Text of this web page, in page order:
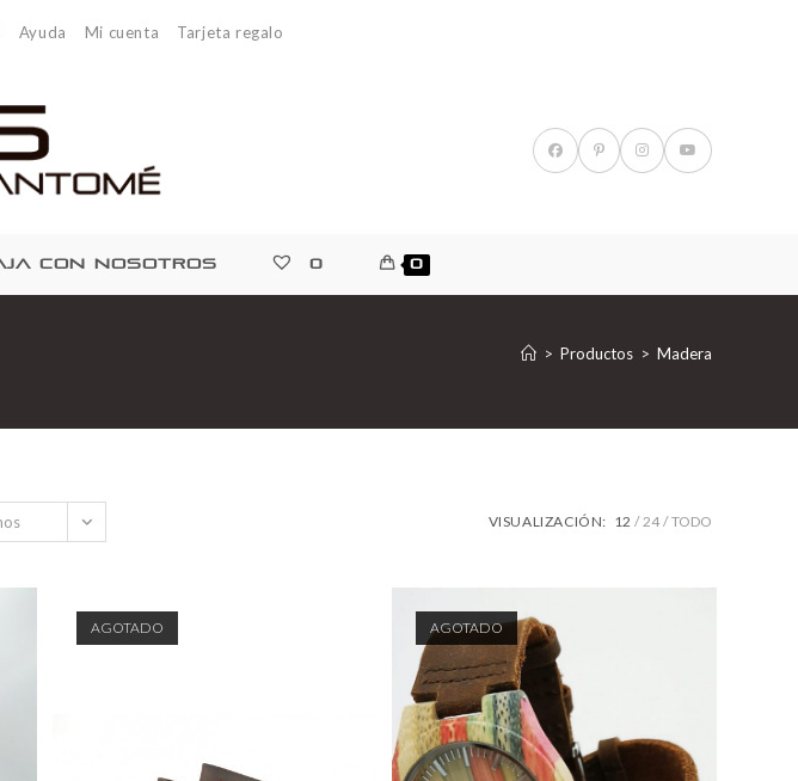
Ayuda Mi cuenta Tarjeta regalo
CON NOSOTROS 0 0
> Productos > Madera
VISUALIZACIÓN: 12 24 TODO
AGOTADO AGOTADO